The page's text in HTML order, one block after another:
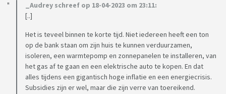
_Audrey schreef op 18-04-2023 om 23:11:
[..]
Het is teveel binnen te korte tijd. Niet iedereen heeft een ton
op de bank staan om zijn huis te kunnen verduurzamen,
isoleren, een warmtepomp en zonnepanelen te installeren, van
het gas af te gaan en een elektrische auto te kopen. En dat
alles tijdens een gigantisch hoge inflatie en een energiecrisis.
Subsidies zijn er wel, maar die zijn verre van toereikend.